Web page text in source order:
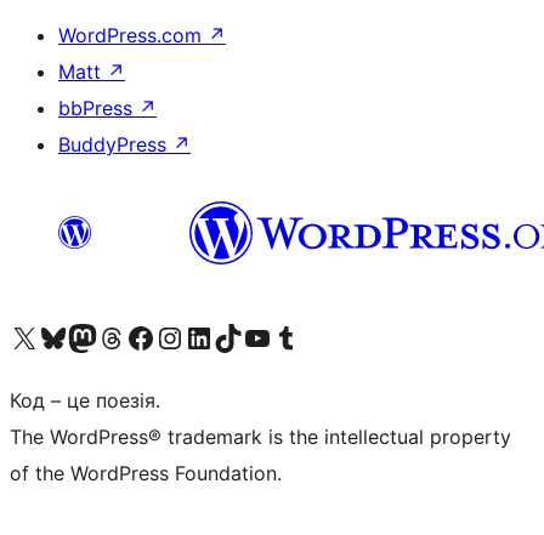
WordPress.com ↗
Matt ↗
bbPress ↗
BuddyPress ↗
Visit our X (formerly Twitter) account
Visit our Bluesky account
Завітайте до нашої стрічки в Mastodon
Visit our Threads account
Завітайте на нашу сторінку в Facebook
Visit our Instagram account
Visit our LinkedIn account
Visit our TikTok account
Visit our YouTube channel
Visit our Tumblr account
Код – це поезія.
The WordPress® trademark is the intellectual property
of the WordPress Foundation.